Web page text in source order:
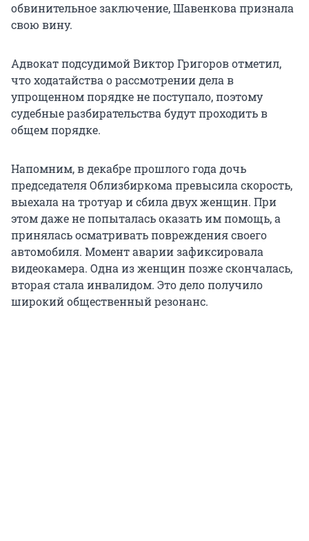
обвинительное заключение, Шавенкова признала
свою вину.
Адвокат подсудимой Виктор Григоров отметил,
что ходатайства о рассмотрении дела в
упрощенном порядке не поступало, поэтому
судебные разбирательства будут проходить в
общем порядке.
Напомним, в декабре прошлого года дочь
председателя Облизбиркома превысила скорость,
выехала на тротуар и сбила двух женщин. При
этом даже не попыталась оказать им помощь, а
принялась осматривать повреждения своего
автомобиля. Момент аварии зафиксировала
видеокамера. Одна из женщин позже скончалась,
вторая стала инвалидом. Это дело получило
широкий общественный резонанс.